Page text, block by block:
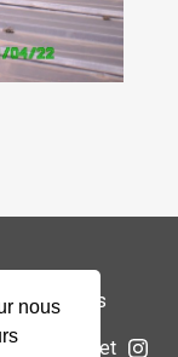
nouslégales
un projet